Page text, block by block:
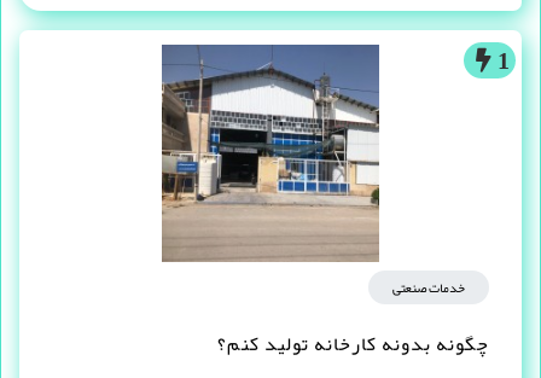
1
خدمات صنعتی
چگونه بدونه کارخانه تولید کنم؟